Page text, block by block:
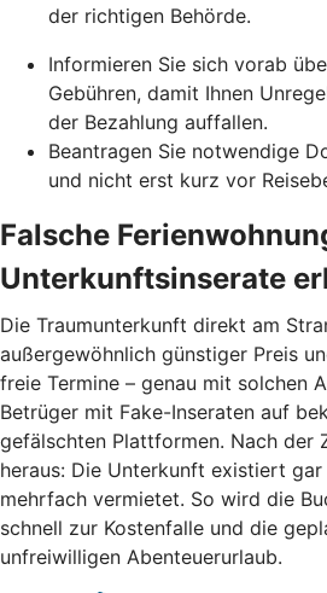
der richtigen Behörde.
Informieren Sie sich vorab
Gebühren, damit Ihnen
der Bezahlung auffallen.
Beantragen Sie notwendige
und nicht erst kurz vor
Falsche
Unterkunftsinserate
Die Traumunterkunft direkt am
außergewöhnlich günstiger Preis
freie Termine – genau mit solchen
Betrüger mit Fake-Inseraten auf
gefälschten Plattformen. Nach der
heraus: Die Unterkunft existiert
mehrfach vermietet. So wird die
schnell zur Kostenfalle und die
unfreiwilligen Abenteuerurlaub.